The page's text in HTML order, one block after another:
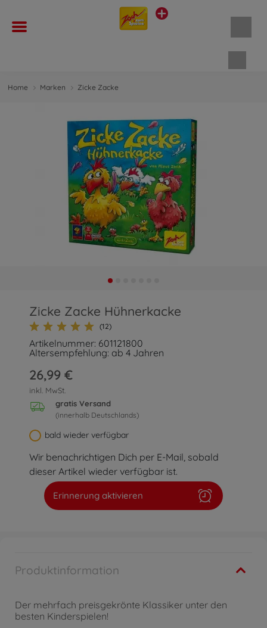
Home Marken Zicke Zacke
Zicke Zacke Hühnerkacke
(12)
Artikelnummer: 601121800
Altersempfehlung: ab 4 Jahren
26,99 €
inkl. MwSt.
gratis Versand
(innerhalb Deutschlands)
bald wieder verfügbar
Wir benachrichtigen Dich per E-Mail, sobald
dieser Artikel wieder verfügbar ist.
Erinnerung aktivieren
Produktinformation
Der mehrfach preisgekrönte Klassiker unter den
besten Kinderspielen!